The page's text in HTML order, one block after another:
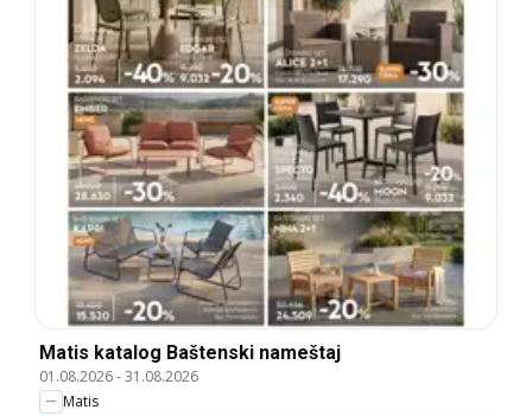
Matis katalog Baštenski nameštaj
01.08.2026-31.08.2026
Matis